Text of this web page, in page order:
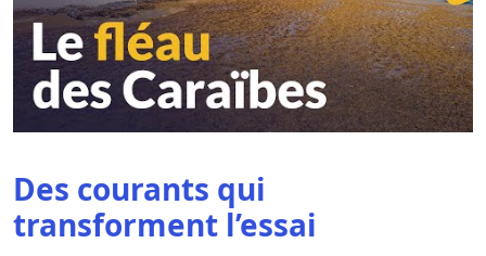
Des courants qui
transforment l’essai